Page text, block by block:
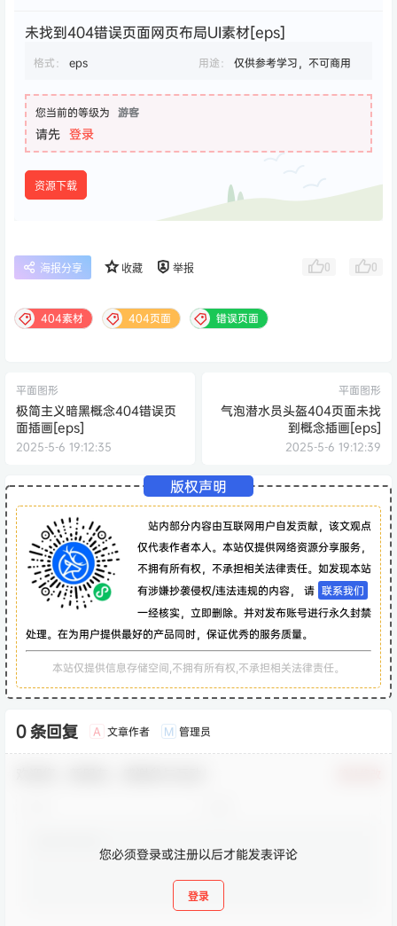
未找到404错误页面网页布局UI素材[eps]
格式： eps 用途： 仅供参考学习，不可商用
您当前的等级为 游客
请先 登录
资源下载
海报分享 收藏 举报 0 0
404素材 404页面 错误页面
平面图形
极简主义暗黑概念404错误页
面插画[eps]
2025-5-6 19:12:35
平面图形
气泡潜水员头盔404页面未找
到概念插画[eps]
2025-5-6 19:12:39
版权声明
站内部分内容由互联网用户自发贡献，该文观点
仅代表作者本人。本站仅提供网络资源分享服务，
不拥有所有权，不承担相关法律责任。如发现本站
有涉嫌抄袭侵权/违法违规的内容， 请 联系我们
一经核实，立即删除。并对发布账号进行永久封禁
处理。在为用户提供最好的产品同时，保证优秀的服务质量。
本站仅提供信息存储空间,不拥有所有权,不承担相关法律责任。
0 条回复 A 文章作者 M 管理员
您必须登录或注册以后才能发表评论
登录